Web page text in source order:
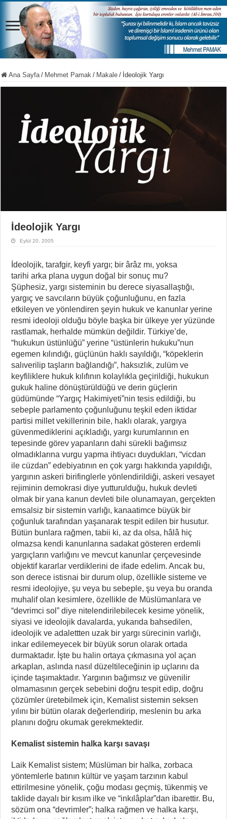
Ana Sayfa / Mehmet Pamak / Makale / İdeolojik Yargı
İdeolojik Yargı
Eylül 20, 2005
İdeolojik, tarafgir, keyfi yargı; bir ârâz mı, yoksa
tarihi arka plana uygun doğal bir sonuç mu?
Şüphesiz, yargı sisteminin bu derece siyasallaştığı,
yargıç ve savcıların büyük çoğunluğunu, en fazla
etkileyen ve yönlendiren şeyin hukuk ve kanunlar yerine
resmi ideoloji olduğu böyle başka bir ülkeye yer yüzünde
rastlamak, herhalde mümkün değildir. Türkiye’de,
“hukukun üstünlüğü” yerine “üstünlerin hukuku”nun
egemen kılındığı, güçlünün haklı sayıldığı, “köpeklerin
salıverilip taşların bağlandığı”, haksızlık, zulüm ve
keyfiliklere hukuk kılıfının kolaylıkla geçirildiği, hukukun
gukuk haline dönüştürüldüğü ve derin güçlerin
güdümünde “Yargıç Hakimiyeti”nin tesis edildiği, bu
sebeple parlamento çoğunluğunu teşkil eden iktidar
partisi millet vekillerinin bile, haklı olarak, yargıya
güvenmediklerini açıkladığı, yargı kurumlarının en
tepesinde görev yapanların dahi sürekli bağımsız
olmadıklarına vurgu yapma ihtiyacı duydukları, “vicdan
ile cüzdan” edebiyatının en çok yargı hakkında yapıldığı,
yargının askeri birifinglerle yönlendirildiği, askeri vesayet
rejiminin demokrasi diye yutturulduğu, hukuk devleti
olmak bir yana kanun devleti bile olunamayan, gerçekten
emsalsiz bir sistemin varlığı, kanaatimce büyük bir
çoğunluk tarafından yaşanarak tespit edilen bir husutur.
Bütün bunlara rağmen, tabii ki, az da olsa, hâlâ hiç
olmazsa kendi kanunlarına sadakat gösteren erdemli
yargıçların varlığını ve mevcut kanunlar çerçevesinde
objektif kararlar verdiklerini de ifade edelim. Ancak bu,
son derece istisnai bir durum olup, özellikle sisteme ve
resmi ideolojiye, şu veya bu sebeple, şu veya bu oranda
muhalif olan kesimlere, özellikle de Müslümanlara ve
“devrimci sol” diye nitelendirilebilecek kesime yönelik,
siyasi ve ideolojik davalarda, yukarıda bahsedilen,
ideolojik ve adalettten uzak bir yargı sürecinin varlığı,
inkar edilemeyecek bir büyük sorun olarak ortada
durmaktadır. İşte bu halin ortaya çıkmasına yol açan
arkaplan, aslında nasıl düzeltileceğinin ip uçlarını da
içinde taşımaktadır. Yargının bağımsız ve güvenilir
olmamasının gerçek sebebini doğru tespit edip, doğru
çözümler üretebilmek için, Kemalist sistemin seksen
yılını bir bütün olarak değerlendirip, meslenin bu arka
planını doğru okumak gerekmektedir.
Kemalist sistemin halka karşı savaşı
Laik Kemalist sistem; Müslüman bir halka, zorbaca
yöntemlerle batının kültür ve yaşam tarzının kabul
ettirilmesine yönelik, çoğu modası geçmiş, tükenmiş ve
taklide dayalı bir kısım ilke ve “inkılâplar”dan ibarettir. Bu,
sözüm ona “devrimler”; halka rağmen ve halka karşı,